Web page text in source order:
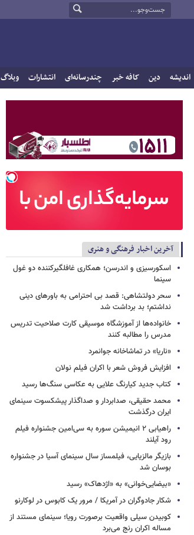
اندیشه دین کافه خبر چندرسانه‌ای انتشارات وبلاگ
آخرین اخبار فرهنگی و هنری
اسکورسیزی و اندرسن؛ همکاری غافلگیرکننده دو غول
سینما
سحر دولتشاهی: قصد بی احترامی به باورهای دینی
نداشتم؛ بد برداشت شد
خانواده‌ها از آموزشگاه موسیقی کارت صلاحیت تدریس
مدرس را مطالبه کنند
«ناریا» در تماشاخانه جوانمرد
افزایش فروش شعر با اکران فیلم نولان
کتاب جدید کیارنگ علایی به عکاسی سنگ‌ها رسید
محمد حقیقی، صدابردار و صداگذار پیشکسوت سینمای
ایران درگذشت
راهیابی ۲ انیمیشن سوره به سی‌امین جشنواره فیلم
رود آیلند
بازیگر مالزیایی، فیلمساز سال سینمای آسیا در جشنواره
بوسان شد
«بیضایی‌خوانی» به «اژدهاک» رسید
شکار جادوگران در آمریکا / مرور یک کابوس در لوکارنو
کوبیدن سیلی واقعیت برصورت رویا؛ سینمای مستند از
مساله اکران رنج می‌برد